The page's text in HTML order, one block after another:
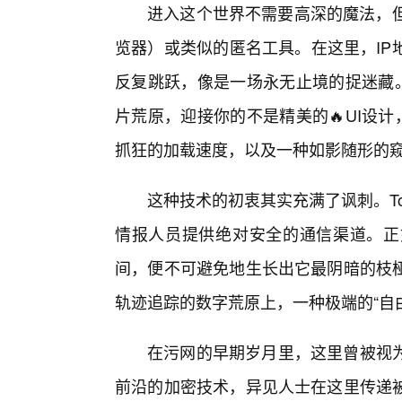
进入这个世界不需要高深的魔法
览器）或类似的匿名工具。在这里，
反复跳跃，像是一场永无止境的捉迷
片荒原，迎接你的不是精美的🔥UI设
抓狂的加载速度，以及一种如影随形的
这种技术的初衷其实充满了讽刺。
情报人员提供绝对安全的通信渠道。
间，便不可避免地生长出它最阴暗的
轨迹追踪的数字荒原上，一种极端的“自
在污网的早期岁月里，这里曾被视
前沿的加密技术，异见人士在这里传